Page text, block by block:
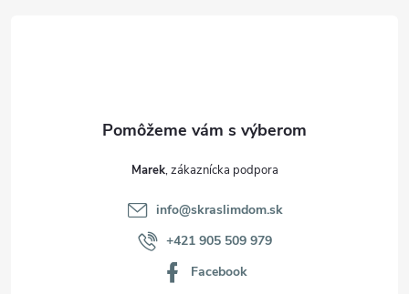
Marek
info@skraslimdom.sk
+421 905 509 979
Facebook